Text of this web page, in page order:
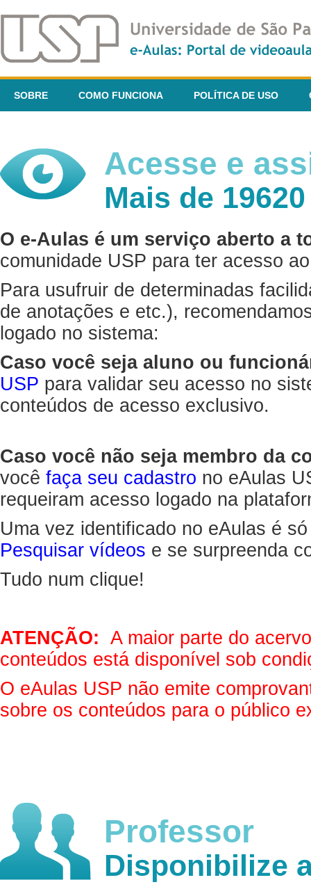
SOBRE COMO FUNCIONA POLÍTICA DE USO
Acesse e
Mais de
O e-Aulas é um serviço aberto a
comunidade USP para ter acesso
Para usufruir de determinadas
de anotações e etc.),
logado no sistema:
Caso você seja aluno ou
USP para validar seu acesso no
conteúdos de acesso exclusivo.
Caso você não seja membro da
você faça seu cadastro no eAulas
requeiram acesso logado na
Uma vez identificado no eAulas é
Pesquisar vídeos e se surpreenda
Tudo num clique!
ATENÇÃO: A maior parte do
conteúdos está disponível sob
O eAulas USP não emite
sobre os conteúdos para o público
Professor
Disponibilize